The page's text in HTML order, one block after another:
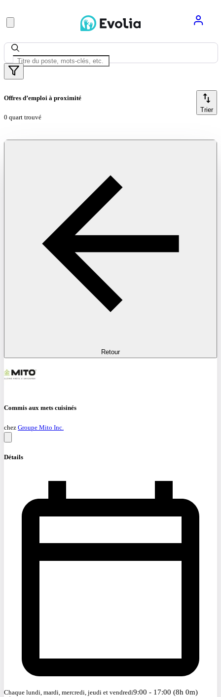
Offres d’emploi à proximité
0 quart trouvé
Trier
Retour
Commis aux mets cuisinés
chez Groupe Mito Inc.
Détails
Chaque lundi, mardi, mercredi, jeudi et vendredi9:00 - 17:00 (8h 0m)